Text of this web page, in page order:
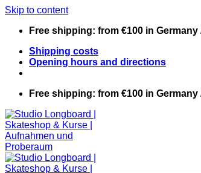
Skip to content
Free shipping: from €100 in Germany
Shipping costs
Opening hours and directions
Free shipping: from €100 in Germany